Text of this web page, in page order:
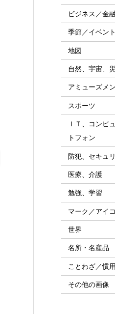
ビジネス／金融
季節／イベン
地図
自然、宇宙、
アミューズメ
スポーツ
ＩＴ、コンピ
トフォン
防犯、セキュ
医療、介護
勉強、学習
マーク／アイ
世界
名所・名産品
ことわざ／慣
その他の画像